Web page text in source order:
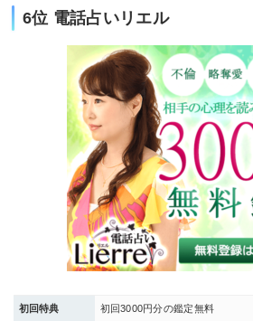
6位 電話占いリエル
初回特典 初回3000円分の鑑定無料